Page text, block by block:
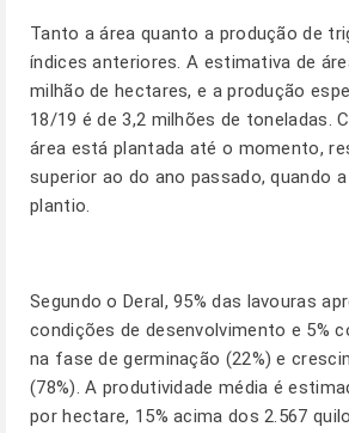
Tanto a área quanto a produção de
índices anteriores. A estimativa de
milhão de hectares, e a produção
18/19 é de 3,2 milhões de toneladas.
área está plantada até o momento,
superior ao do ano passado, quando
plantio.
Segundo o Deral, 95% das lavouras
condições de desenvolvimento e 5%
na fase de germinação (22%) e
(78%). A produtividade média é
por hectare, 15% acima dos 2.567